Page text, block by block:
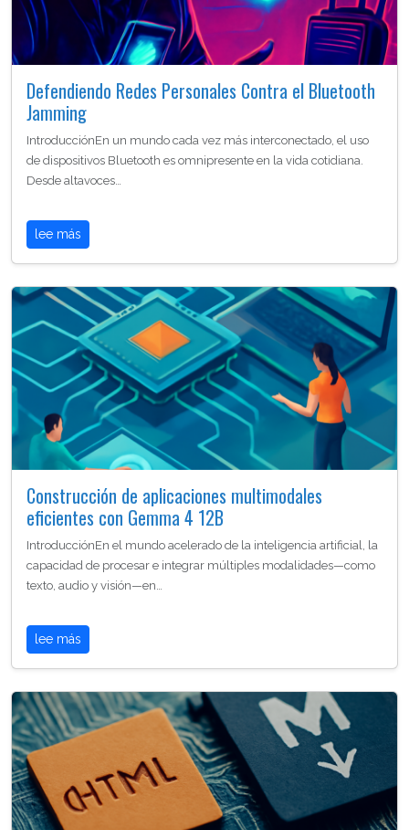
Defendiendo Redes Personales Contra el Bluetooth
Jamming
IntroducciónEn un mundo cada vez más interconectado, el uso
de dispositivos Bluetooth es omnipresente en la vida cotidiana.
Desde altavoces…
lee más
Construcción de aplicaciones multimodales
eficientes con Gemma 4 12B
IntroducciónEn el mundo acelerado de la inteligencia artificial, la
capacidad de procesar e integrar múltiples modalidades—como
texto, audio y visión—en…
lee más